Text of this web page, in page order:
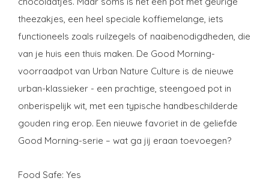
theezakjes, een heel speciale koffiemelange, iets
functioneels zoals ruilzegels of naaibenodigdheden, die
van je huis een thuis maken. De Good Morning-
voorraadpot van Urban Nature Culture is de nieuwe
urban-klassieker - een prachtige, steengoed pot in
onberispelijk wit, met een typische handbeschilderde
gouden ring erop. Een nieuwe favoriet in de geliefde
Good Morning-serie – wat ga jij eraan toevoegen?
Food Safe: Yes